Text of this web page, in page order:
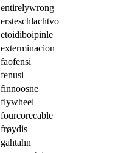
entirelywrong
ersteschlachtvo
etoidiboipinle
exterminacion
faofensi
fenusi
finnoosne
flywheel
fourcorecable
frøydis
gahtahn